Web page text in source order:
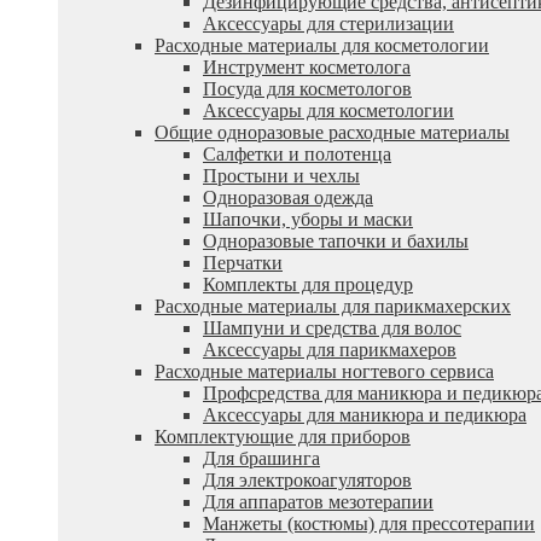
Аксессуары для стерилизации
Расходные материалы для косметологии
Инструмент косметолога
Посуда для косметологов
Аксессуары для косметологии
Общие одноразовые расходные материалы
Салфетки и полотенца
Простыни и чехлы
Одноразовая одежда
Шапочки, уборы и маски
Одноразовые тапочки и бахилы
Перчатки
Комплекты для процедур
Расходные материалы для парикмахерских
Шампуни и средства для волос
Аксессуары для парикмахеров
Расходные материалы ногтевого сервиса
Профсредства для маникюра и
Аксессуары для маникюра и педикюра
Комплектующие для приборов
Для брашинга
Для электрокоагуляторов
Для аппаратов мезотерапии
Манжеты (костюмы) для прессотерапии